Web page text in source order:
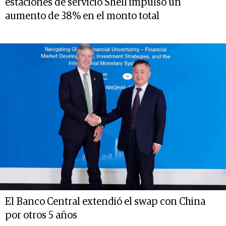
estaciones de servicio Shell impulsó un
aumento de 38% en el monto total
El Banco Central extendió el swap con China
por otros 5 años